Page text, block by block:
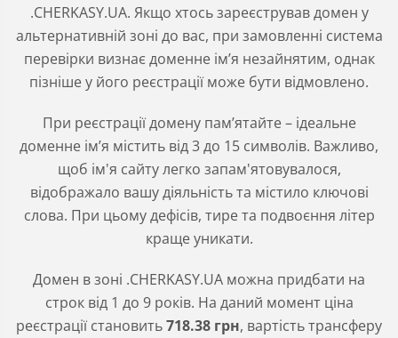
.CHERKASY.UA. Якщо хтось зареєстрував домен у
альтернативній зоні до вас, при замовленні система
перевірки визнає доменне ім’я незайнятим, однак
пізніше у його реєстрації може бути відмовлено.
При реєстрації домену пам’ятайте – ідеальне
доменне ім’я містить від 3 до 15 символів. Важливо,
щоб ім'я сайту легко запам'ятовувалося,
відображало вашу діяльність та містило ключові
слова. При цьому дефісів, тире та подвоєння літер
краще уникати.
Домен в зоні .CHERKASY.UA можна придбати на
строк від 1 до 9 років. На даний момент ціна
реєстрації становить718.38 грн, вартість трансферу